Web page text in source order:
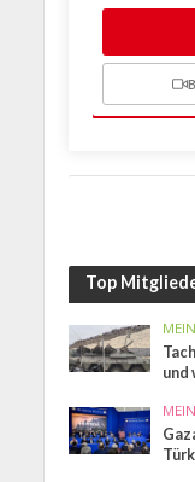
Top
und